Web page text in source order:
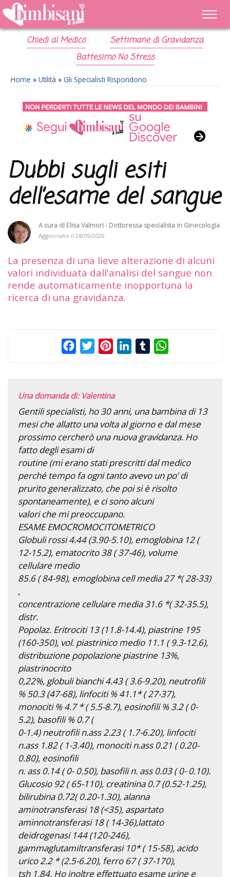
Chiedi al Medico
Settimane di Gravidanza
Battesimo No Stress
Home » Utilità » Gli Specialisti Rispondono
Dubbi sugli esiti
dell’esame del sangue
A cura di Elisa Valmori - Dottoressa specialista in Ginecologia
Aggiornato il 28/05/2026
La presenza di una lieve alterazione di alcuni
valori individuata dall'analisi del sangue non
rende automaticamente inopportuna la
ricerca di una gravidanza.
FacebookTwitterPinterestLinkedInTumblr
Una domanda di: Valentina
Gentili specialisti, ho 30 anni, una bambina di 13
mesi che allatto una volta al giorno e dal mese
prossimo cercherò una nuova gravidanza. Ho
fatto degli esami di
routine (mi erano stati prescritti dal medico
perché tempo fa ogni tanto avevo un po’ di
prurito generalizzato, che poi si è risolto
spontaneamente), e ci sono alcuni
valori che mi preoccupano.
ESAME EMOCROMOCITOMETRICO
Globuli rossi 4.44 (3.90-5.10), emoglobina 12 (
12-15.2), ematocrito 38 ( 37-46), volume
cellulare medio
85.6 ( 84-98), emoglobina cell media 27 *( 28-33)
,
concentrazione cellulare media 31.6 *( 32-35.5),
distr.
Popolaz. Eritrociti 13 (11.8-14.4), piastrine 195
(160-350), vol. piastrinico medio 11.1 ( 9.3-12.6),
distribuzione popolazione piastrine 13%,
piastrinocrito
0,22%, globuli bianchi 4.43 ( 3.6-9.20), neutrofili
% 50.3 (47-68), linfociti % 41.1* ( 27-37),
monociti % 4.7 * ( 5.5-8.7), eosinofili % 3.2 ( 0-
5.2), basofili % 0.7 (
0-1.4) neutrofili n.ass 2.23 ( 1.7-6.20), linfociti
n.ass 1.82 ( 1-3.40), monociti n.ass 0.21 ( 0.20-
0.80), eosinofili
n. ass 0.14 ( 0- 0.50), basofili n. ass 0.03 ( 0- 0.10).
Glucosio 92 ( 65-110), creatinina 0.7 (0.52-1.25),
bilirubina 0.72( 0.20-1.30), alanna
aminotransferasi 18 (<35), aspartato
aminnotransferasi 18 ( 14-36),lattato
deidrogenasi 144 (120-246),
gammaglutamiltransferasi 10* ( 15-58), acido
urico 2.2 * (2.5-6.20), ferro 67 ( 37-170),
tsh 1.84. Ho inoltre effettuato esame urine e